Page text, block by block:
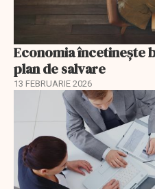
Economia încetinește
plan de salvare
13 FEBRUARIE 2026